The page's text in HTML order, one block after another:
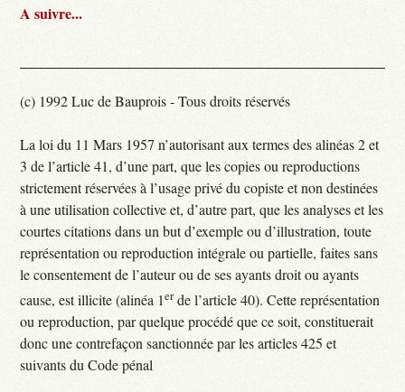
A suivre...
(c) 1992 Luc de Bauprois - Tous droits réservés
La loi du 11 Mars 1957 n’autorisant aux termes des alinéas 2 et
3 de l’article 41, d’une part, que les copies ou reproductions
strictement réservées à l’usage privé du copiste et non destinées
à une utilisation collective et, d’autre part, que les analyses et les
courtes citations dans un but d’exemple ou d’illustration, toute
représentation ou reproduction intégrale ou partielle, faites sans
le consentement de l’auteur ou de ses ayants droit ou ayants
cause, est illicite (alinéa 1er de l’article 40). Cette représentation
ou reproduction, par quelque procédé que ce soit, constituerait
donc une contrefaçon sanctionnée par les articles 425 et
suivants du Code pénal